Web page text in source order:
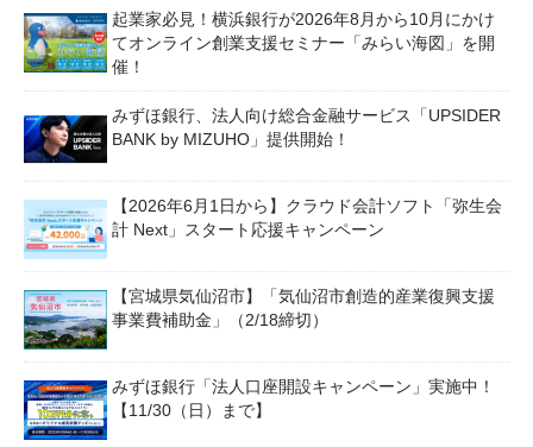
起業家必見！横浜銀行が2026年8月から10月にかけ
てオンライン創業支援セミナー「みらい海図」を開
催！
みずほ銀行、法人向け総合金融サービス「UPSIDER
BANK by MIZUHO」提供開始！
【2026年6月1日から】クラウド会計ソフト「弥生会
計 Next」スタート応援キャンペーン
【宮城県気仙沼市】「気仙沼市創造的産業復興支援
事業費補助金」（2/18締切）
みずほ銀行「法人口座開設キャンペーン」実施中！
【11/30（日）まで】